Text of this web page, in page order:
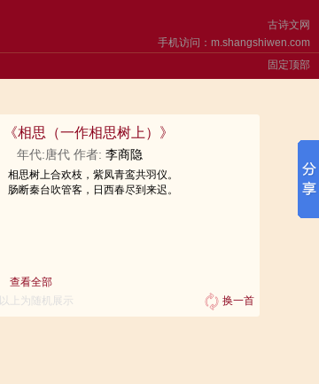
手机访问：m.shangshiwen.com
古诗文网
固定顶部
《相思（一作相思树上） 》
年代:唐代 作者: 李商隐
相思树上合欢枝，紫凤青鸾共羽仪。
肠断秦台吹管客，日西春尽到来迟。
查看全部
换一首
以上为随机展示